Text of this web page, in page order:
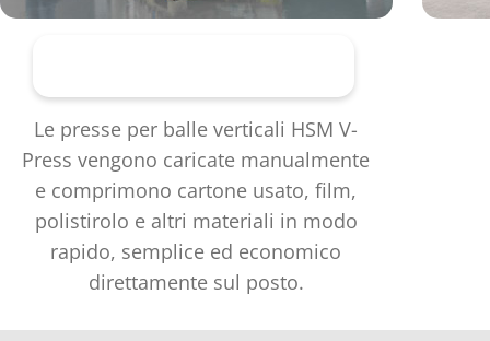
Le presse per balle verticali HSM V-
Press vengono caricate manualmente
e comprimono cartone usato, film,
polistirolo e altri materiali in modo
rapido, semplice ed economico
direttamente sul posto.